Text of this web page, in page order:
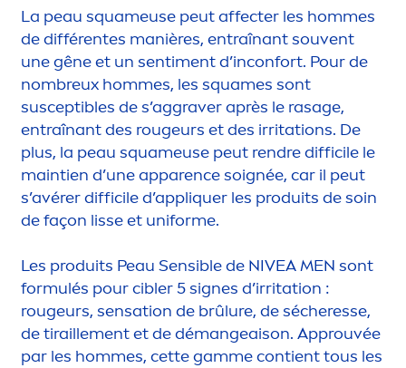
La peau squameuse peut affecter les hommes
de différentes manières, entraînant souvent
une gêne et un sentiment d’inconfort. Pour de
nombreux hommes, les squames sont
susceptibles de s’aggraver après le rasage,
entraînant des rougeurs et des irritations. De
plus, la peau squameuse peut rendre difficile le
maintien d’une apparence soignée, car il peut
s’avérer difficile d’appliquer les produits de soin
de façon lisse et uniforme.
Les produits Peau Sensible de NIVEAMEN sont
formulés pour cibler 5 signes d’irritation :
rougeurs, sensation de brûlure, de sécheresse,
de tiraillement et de démangeaison. Approuvée
par les hommes, cette gamme contient tous les